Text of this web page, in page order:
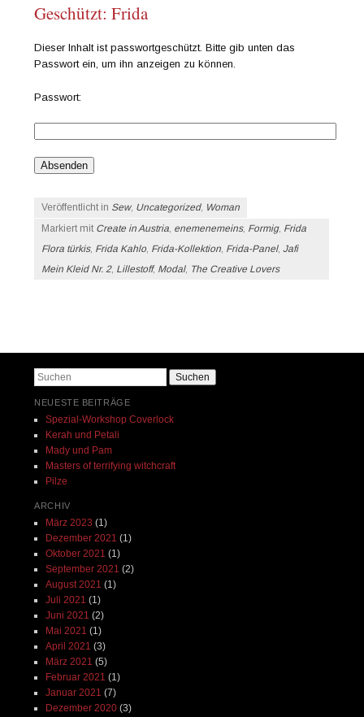
Geschützt: Frida
Dieser Inhalt ist passwortgeschützt. Bitte gib unten das
Passwort ein, um ihn anzeigen zu können.
Passwort:
Veröffentlicht in Sew, Uncategorized, Woman
Markiert mit Create in Austria enemenemeins, Formig, Frida
Flora türkis, Frida Kahlo Frida-Kollektion Frida-Panel,Jafi
Mein Kleid Nr. 2, Lillestoff, Modal, The Creative Lovers
Suchen
NEUESTE BEITRÄGE
Spezial-Workshop Coverlock
Kerah und Petali
Mady und Pam
Masters of terrifying witchcraft
Pilze
ARCHIV
März 2023 (1)
Dezember 2021 (1)
Oktober 2021 (1)
September 2021 (2)
August 2021 (1)
Juli 2021 (1)
Juni 2021 (2)
Mai 2021 (1)
April 2021 (3)
März 2021 (5)
Februar 2021 (1)
Januar 2021 (7)
Dezember 2020(3)